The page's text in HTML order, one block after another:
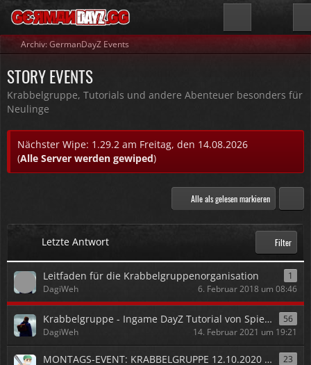
Archiv: GermanDayZ Events
STORY EVENTS
Krabbelgruppe, Tutorials und andere Abenteuer besonders für
Neulinge
Nächster Wipe: 1.29.2 am Freitag, den 14.08.2026
(Alle Server werden gewiped)
Alle als gelesen markieren
Letzte Antwort Filter
Leitfaden für die Krabbelgruppenorganisation
1
DagiWeh
6. Februar 2018 um 08:46
Krabbelgruppe - Ingame DayZ Tutorial von Spielern für Spieler
56
DagiWeh
14. Februar 2021 um 19:21
MONTAGS-EVENT: KRABBELGRUPPE 12.10.2020 - Krieg der Basen
23